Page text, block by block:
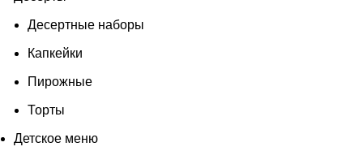
Десертные наборы
Капкейки
Пирожные
Торты
Детское меню